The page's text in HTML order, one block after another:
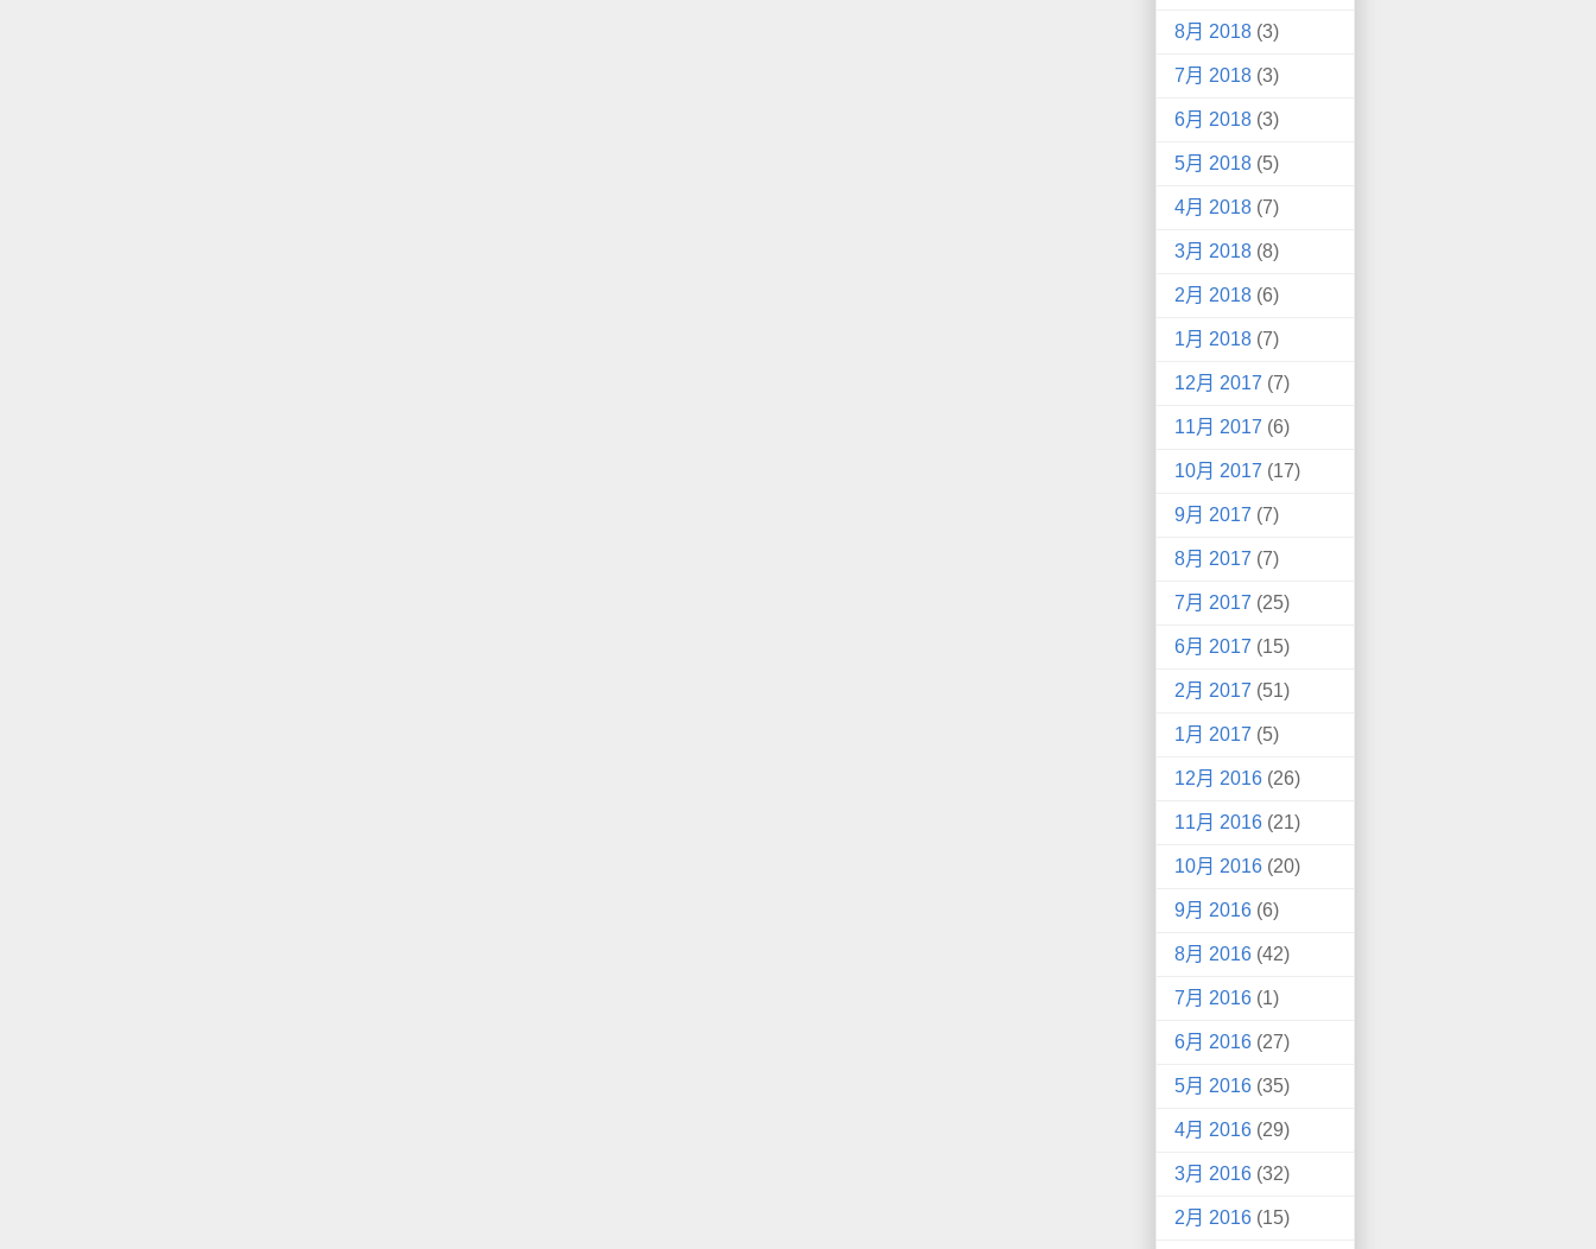
8月 2018 (3)
7月 2018 (3)
6月 2018 (3)
5月 2018 (5)
4月 2018 (7)
3月 2018 (8)
2月 2018 (6)
1月 2018 (7)
12月 2017 (7)
11月 2017 (6)
10月 2017 (17)
9月 2017 (7)
8月 2017 (7)
7月 2017 (25)
6月 2017 (15)
2月 2017 (51)
1月 2017 (5)
12月 2016 (26)
11月 2016 (21)
10月 2016 (20)
9月 2016 (6)
8月 2016 (42)
7月 2016 (1)
6月 2016 (27)
5月 2016 (35)
4月 2016 (29)
3月 2016 (32)
2月 2016 (15)